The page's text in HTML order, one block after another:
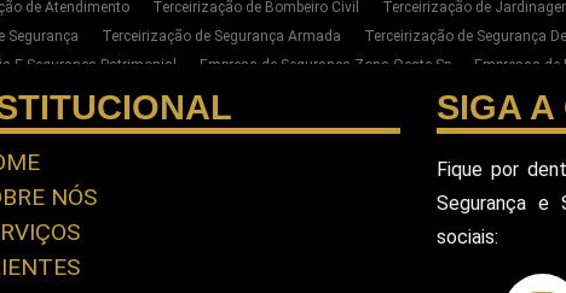
de Atendimento Terceirização de Bombeiro Civil Terceirização de
Segurança Terceirização de Segurança Armada
Terceirização de Segurança
E Segurança Patrimonial Empresa de Segurança Zona Oeste Sp
Empresas de
Zona Oeste SP Serviço de Segurança Privada Sp
Terceirização de Limpeza
Zona Oeste de SP
Empresa de Portaria E Limpeza na Zona Oeste de SP
Armado
De Seguranca Pessoal Privada Empresa De Seguranca Privada
Equipe De
Pessoal Seguranca Particular Pessoal Seguranca Pessoal Privado
Paulo Empresa De Seguranca
NÓS
SIGA A
Fique por
Segurança e
sociais: